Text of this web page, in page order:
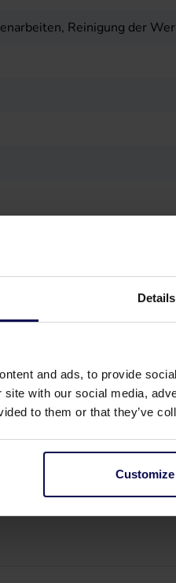
Details
and ads, to provide
site with our social media,
to them or that they’ve
Customize
Reinigung der